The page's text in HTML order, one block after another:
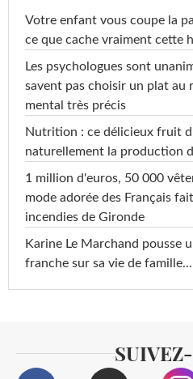
Votre enfant vous coupe la
ce que cache vraiment cette
Les psychologues sont
savent pas choisir un plat au
mental très précis
Nutrition : ce délicieux fruit
naturellement la production
1 million d'euros, 50 000
mode adorée des Français
incendies de Gironde
Karine Le Marchand pousse
franche sur sa vie de famille...